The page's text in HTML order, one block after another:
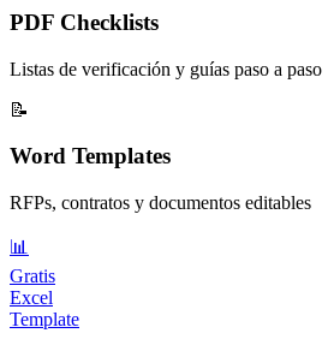
PDF Checklists
Listas de verificación y guías paso a paso
📝
Word Templates
RFPs, contratos y documentos editables
📊
Gratis
Excel
Template